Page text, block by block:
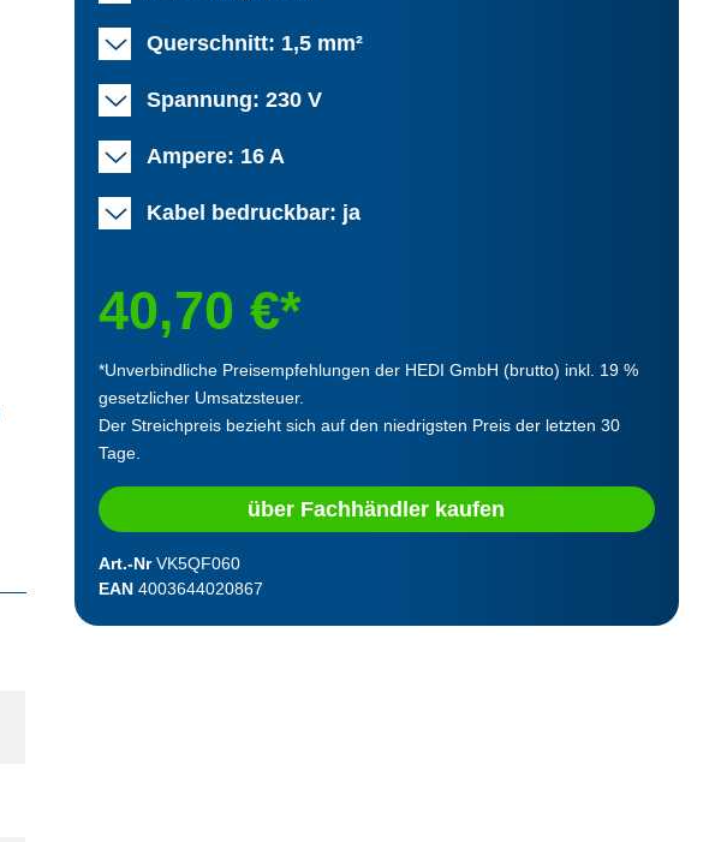
Querschnitt: 1,5 mm²
Spannung: 230 V
Ampere: 16 A
Kabel bedruckbar: ja
40,70 €*
*Unverbindliche Preisempfehlungen der HEDI GmbH (brutto) inkl. 19 %
gesetzlicher Umsatzsteuer.
Der Streichpreis bezieht sich auf den niedrigsten Preis der letzten 30
Tage.
über Fachhändler kaufen
Art.-NrVK5QF060
EAN 4003644020867